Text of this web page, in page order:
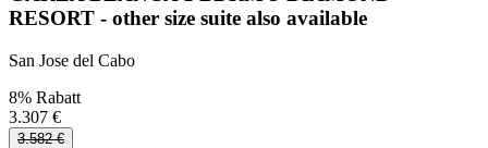
RESORT - other size suite also available
San Jose del Cabo
8% Rabatt
3.307 €
3.582 €